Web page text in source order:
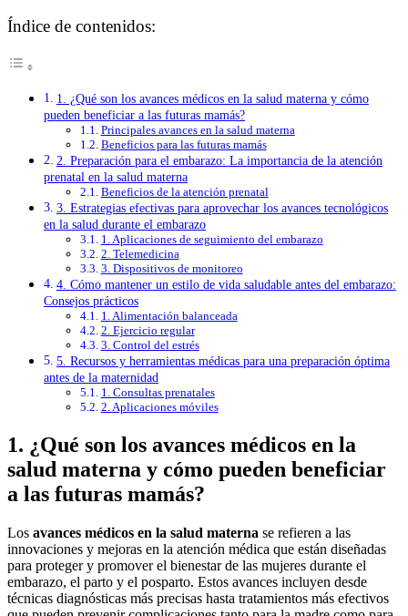
Índice de contenidos:
1. ¿Qué son los avances médicos en la salud materna y cómo
pueden beneficiar a las futuras mamás?
Principales avances en la salud materna
Beneficios para las futuras mamás
2. Preparación para el embarazo: La importancia de la atención
prenatal en la salud materna
Beneficios de la atención prenatal
3. Estrategias efectivas para aprovechar los avances tecnológicos
en la salud durante el embarazo
1. Aplicaciones de seguimiento del embarazo
2. Telemedicina
3. Dispositivos de monitoreo
4. Cómo mantener un estilo de vida saludable antes del embarazo:
Consejos prácticos
1. Alimentación balanceada
2. Ejercicio regular
3. Control del estrés
5. Recursos y herramientas médicas para una preparación óptima
antes de la maternidad
1. Consultas prenatales
2. Aplicaciones móviles
1. ¿Qué son los avances médicos en la
salud materna y cómo pueden beneficiar
a las futuras mamás?
Los avances médicos en la salud materna se refieren a las
innovaciones y mejoras en la atención médica que están diseñadas
para proteger y promover el bienestar de las mujeres durante el
embarazo, el parto y el posparto. Estos avances incluyen desde
técnicas diagnósticas más precisas hasta tratamientos más efectivos